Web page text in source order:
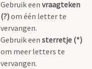
Gebruik een vraagteken
(?)om één letter te
vervangen.
Gebruik een sterretje (*)
om meer letters te
vervangen.